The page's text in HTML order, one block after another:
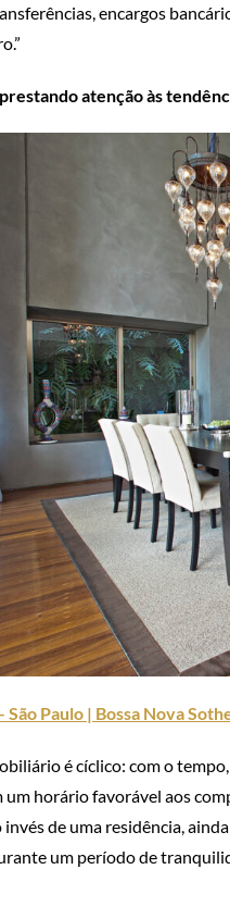
encargos
atenção às
São Paulo | Bossa Nova
é cíclico: com o
um horário favorável aos
invés de uma residência,
um período de